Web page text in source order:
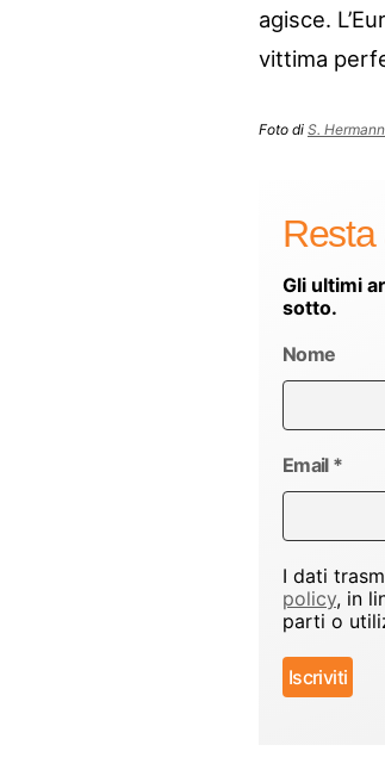
agisce.
vittima
Foto di S.
Gli ultimi
sotto.
Nome
Email *
I dati
policy, in
parti o